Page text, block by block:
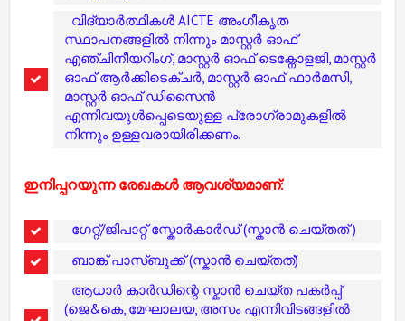
വിദ്യാർത്ഥികൾ AICTE അംഗീകൃത
സ്ഥാപനങ്ങളിൽ നിന്നും മാസ്റ്റർ ഓഫ്
എഞ്ചിനീയറിംഗ്, മാസ്റ്റർ ഓഫ് ടെക്നോളജി, മാസ്റ്റർ
ഓഫ് ആർക്കിടെക്ചർ, മാസ്റ്റർ ഓഫ് ഫാർമസി,
മാസ്റ്റർ ഓഫ് ഡിസൈൻ
എന്നിവയുൾപ്പെടെയുള്ള പ്രോഗ്രാമുകളിൽ
നിന്നും ഉള്ളവരായിരിക്കണം.
ഇനിപ്പറയുന്ന രേഖകൾ ആവശ്യമാണ്:
ഗേറ്റ്/ജിപാറ്റ് സ്കോർകാർഡ് (സ്കാൻ ചെയ്തത് )
ബാങ്ക് പാസ്ബുക്ക് (സ്കാൻ ചെയ്തത്)
ആധാർ കാർഡിന്റെ സ്കാൻ ചെയ്ത പകർപ്പ്
(ജെ&കെ, മേഘാലയ, അസം എന്നിവിടങ്ങളിൽ